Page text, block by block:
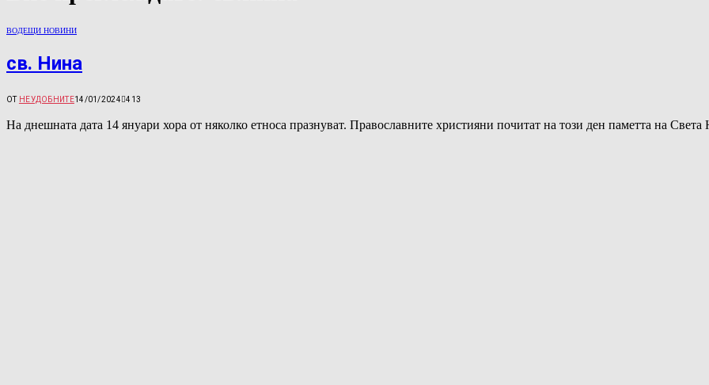
ВОДЕЩИ НОВИНИ
св. Нина
ОТ НЕУДОБНИТЕ14/01/2024 413
На днешната дата 14 януари хора от няколко етноса празнуват. Православните християни почитат на този ден паметта на